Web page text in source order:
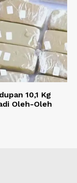
10,1 Kg
Oleh-Oleh